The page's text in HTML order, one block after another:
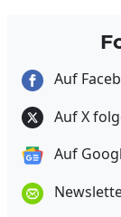
Auf
Auf X
Auf